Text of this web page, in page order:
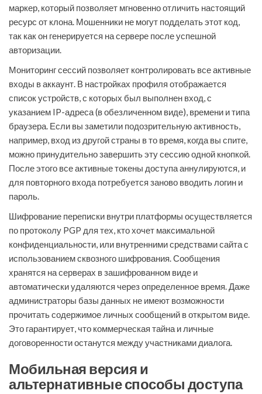
маркер, который позволяет мгновенно отличить настоящий
ресурс от клона. Мошенники не могут подделать этот код,
так как он генерируется на сервере после успешной
авторизации.
Мониторинг сессий позволяет контролировать все активные
входы в аккаунт. В настройках профиля отображается
список устройств, с которых был выполнен вход, с
указанием IP-адреса (в обезличенном виде), времени и типа
браузера. Если вы заметили подозрительную активность,
например, вход из другой страны в то время, когда вы спите,
можно принудительно завершить эту сессию одной кнопкой.
После этого все активные токены доступа аннулируются, и
для повторного входа потребуется заново вводить логин и
пароль.
Шифрование переписки внутри платформы осуществляется
по протоколу PGP для тех, кто хочет максимальной
конфиденциальности, или внутренними средствами сайта с
использованием сквозного шифрования. Сообщения
хранятся на серверах в зашифрованном виде и
автоматически удаляются через определенное время. Даже
администраторы базы данных не имеют возможности
прочитать содержимое личных сообщений в открытом виде.
Это гарантирует, что коммерческая тайна и личные
договоренности останутся между участниками диалога.
Мобильная версия и
альтернативные способы доступа